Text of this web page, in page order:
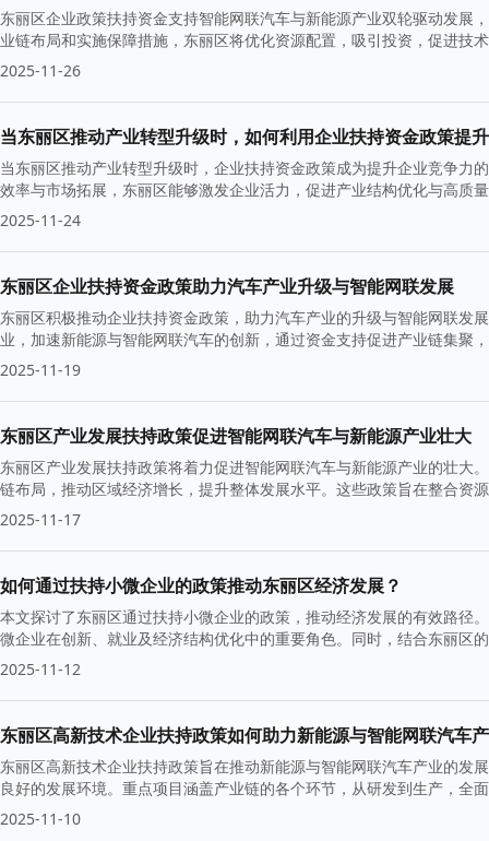
东丽区企业政策扶持资金支持智能网联汽车与新能源产业双轮驱动发展
业链布局和实施保障措施，东丽区将优化资源配置，吸引投资，促进技
2025-11-26
当东丽区推动产业转型升级时，如何利用企业扶持资金政策提
当东丽区推动产业转型升级时，企业扶持资金政策成为提升企业竞争力
效率与市场拓展，东丽区能够激发企业活力，促进产业结构优化与高质
2025-11-24
东丽区企业扶持资金政策助力汽车产业升级与智能网联发展
东丽区积极推动企业扶持资金政策，助力汽车产业的升级与智能网联发
业，加速新能源与智能网联汽车的创新，通过资金支持促进产业链集聚
2025-11-19
东丽区产业发展扶持政策促进智能网联汽车与新能源产业壮大
东丽区产业发展扶持政策将着力促进智能网联汽车与新能源产业的壮大
链布局，推动区域经济增长，提升整体发展水平。这些政策旨在整合资
2025-11-17
如何通过扶持小微企业的政策推动东丽区经济发展？
本文探讨了东丽区通过扶持小微企业的政策，推动经济发展的有效路径
微企业在创新、就业及经济结构优化中的重要角色。同时，结合东丽区
2025-11-12
东丽区高新技术企业扶持政策如何助力新能源与智能网联汽车
东丽区高新技术企业扶持政策旨在推动新能源与智能网联汽车产业的发
良好的发展环境。重点项目涵盖产业链的各个环节，从研发到生产，全
2025-11-10